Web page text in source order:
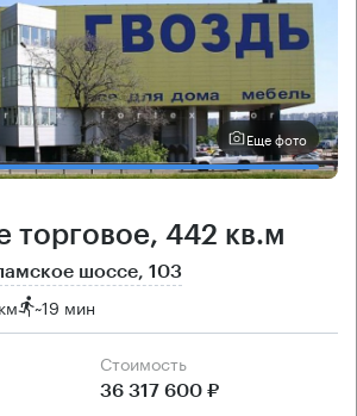
Еще фото
торговое, 442 кв.м
шоссе, 103
~19 мин
Cтоимость
36 317 600 ₽